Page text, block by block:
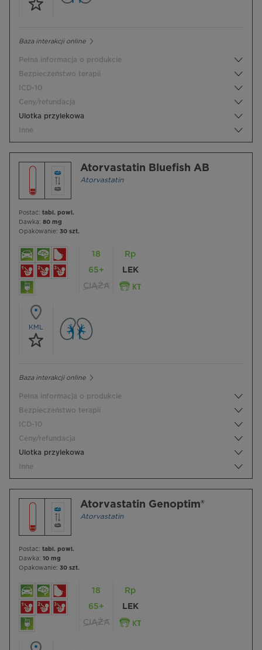
Baza interakcji online
Pełna informacja o produkcie
Bezpieczeństwo terapii
ICD-10
Ceny/refundacja
Ulotka przylekowa
Inne
Atorvastatin Bluefish AB
Atorvastatin
Postać: tabl. powl.
Dawka: 80 mg
Opakowanie: 30 szt.
18
65+
CIĄŻA
Rp
LEK
KML
Baza interakcji online
Pełna informacja o produkcie
Bezpieczeństwo terapii
ICD-10
Ceny/refundacja
Ulotka przylekowa
Inne
Atorvastatin Genoptim®
Atorvastatin
Postać: tabl. powl.
Dawka: 10 mg
Opakowanie: 30 szt.
18
65+
CIĄŻA
Rp
LEK